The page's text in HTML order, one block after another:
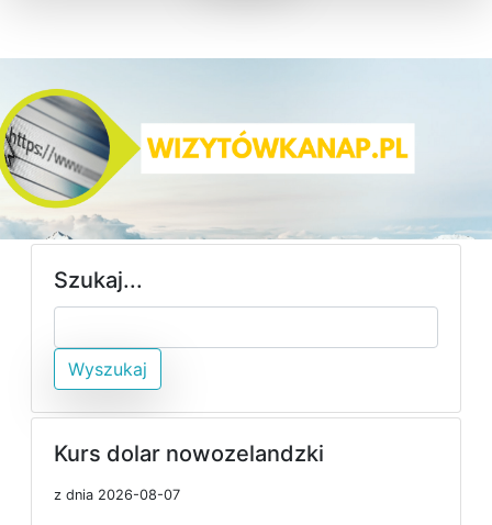
Szukaj...
Wyszukaj
Kurs dolar nowozelandzki
z dnia 2026-08-07